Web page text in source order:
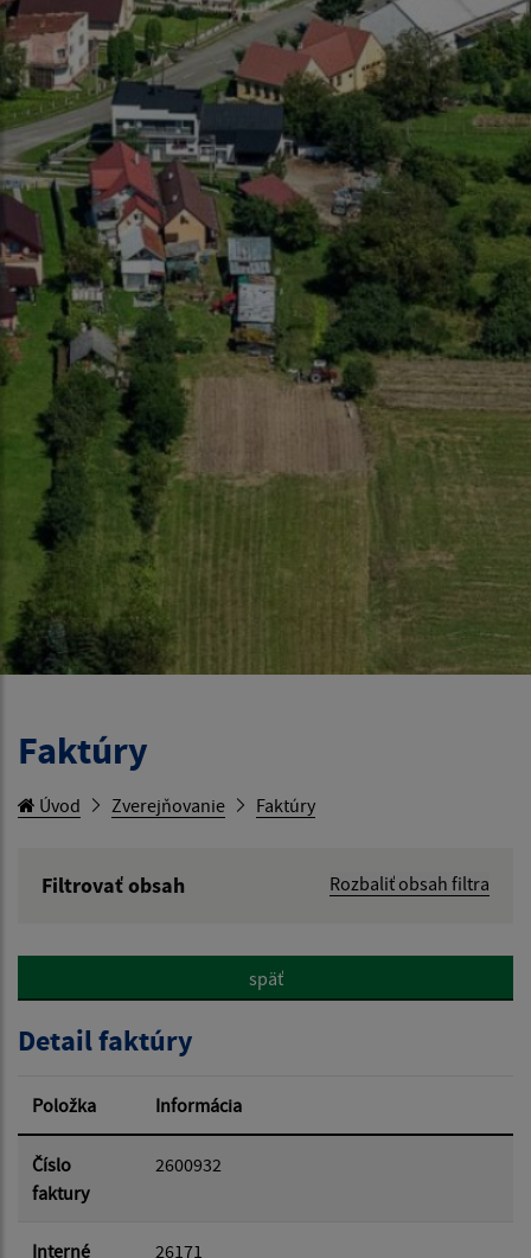
Faktúry
Úvod Zverejňovanie Faktúry
Filtrovať obsah
Rozbaliť obsah filtra
Hľadať v:
Dátum od:
Dátum do:
späť
Detail faktúry
Položka Informácia
Číslo
faktury
2600932
Interné
26171